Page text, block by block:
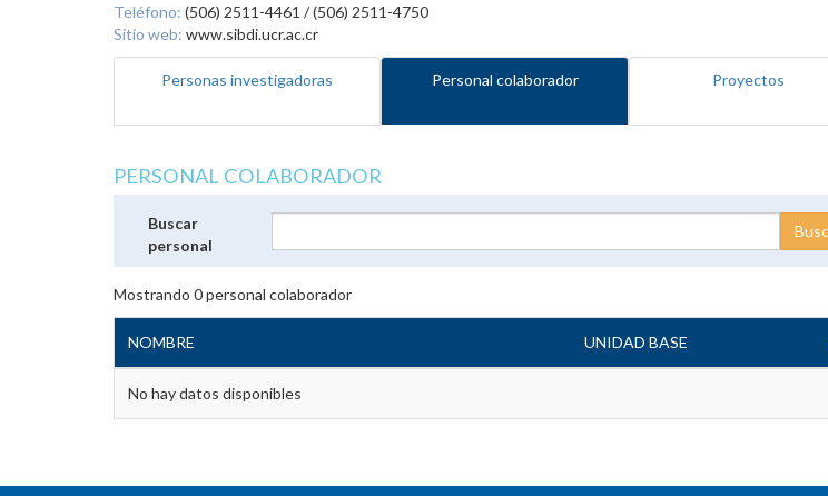
Teléfono: (506) 2511-4461 / (506) 2511-4750
Sitio web: www.sibdi.ucr.ac.cr
Personas investigadoras Personal colaborador Proyectos
PERSONAL COLABORADOR
Buscar
personal
Mostrando 0personal colaborador
NOMBRE UNIDAD BASE
No hay datos disponibles